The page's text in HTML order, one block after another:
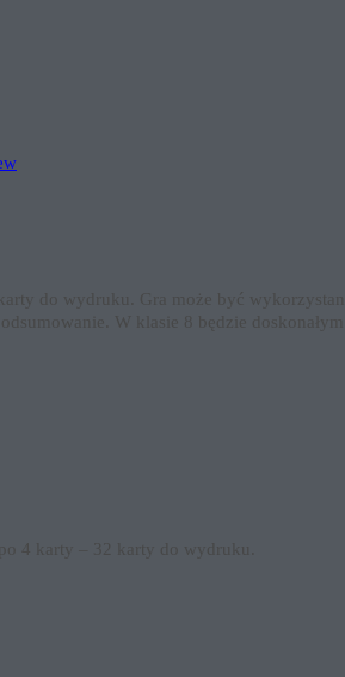
do wydruku. Gra może być wykorzystana
W klasie 8 będzie doskonałym
4 karty – 32 karty do wydruku.